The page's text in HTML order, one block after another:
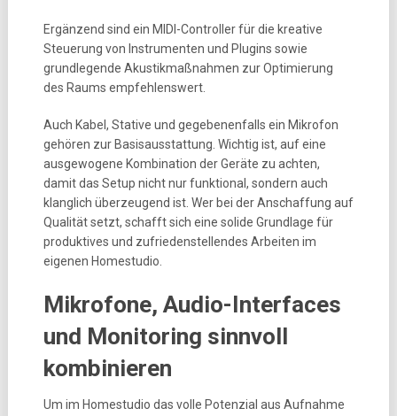
Ergänzend sind ein MIDI-Controller für die kreative
Steuerung von Instrumenten und Plugins sowie
grundlegende Akustikmaßnahmen zur Optimierung
des Raums empfehlenswert.
Auch Kabel, Stative und gegebenenfalls ein Mikrofon
gehören zur Basisausstattung. Wichtig ist, auf eine
ausgewogene Kombination der Geräte zu achten,
damit das Setup nicht nur funktional, sondern auch
klanglich überzeugend ist. Wer bei der Anschaffung auf
Qualität setzt, schafft sich eine solide Grundlage für
produktives und zufriedenstellendes Arbeiten im
eigenen Homestudio.
Mikrofone, Audio-Interfaces
und Monitoring sinnvoll
kombinieren
Um im Homestudio das volle Potenzial aus Aufnahme